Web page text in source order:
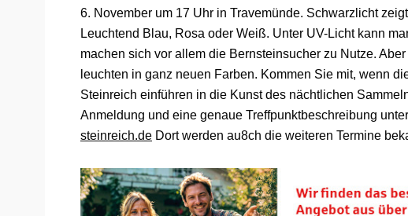
6. November um 17 Uhr in Travemünde. Schwarzlicht
Leuchtend Blau, Rosa oder Weiß. Unter UV-Licht kann
machen sich vor allem die Bernsteinsucher zu Nutze.
leuchten in ganz neuen Farben. Kommen Sie mit, wenn
Steinreich einführen in die Kunst des nächtlichen
Anmeldung und eine genaue Treffpunktbeschreibung unter
steinreich.de Dort werden au8ch die weiteren Termine